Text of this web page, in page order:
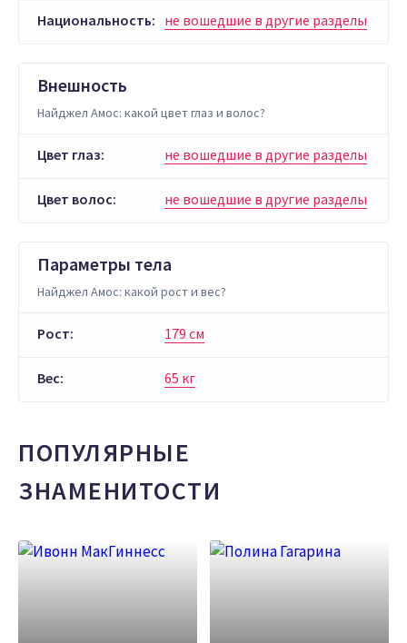
Национальность: не вошедшие в другие разделы
Внешность
Найджел Амос: какой цвет глаз и волос?
Цвет глаз: не вошедшие в другие разделы
Цвет волос: не вошедшие в другие разделы
Параметры тела
Найджел Амос: какой рост и вес?
Рост: 179 см
Вес: 65 кг
ПОПУЛЯРНЫЕ
ЗНАМЕНИТОСТИ